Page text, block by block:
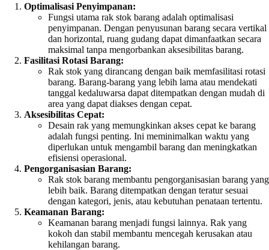
Optimalisasi Penyimpanan:
Fungsi utama rak stok barang adalah optimalisasi
penyimpanan. Dengan penyusunan barang secara vertikal
dan horizontal, ruang gudang dapat dimanfaatkan secara
maksimal tanpa mengorbankan aksesibilitas barang.
Fasilitasi Rotasi Barang:
Rak stok yang dirancang dengan baik memfasilitasi rotasi
barang. Barang-barang yang lebih lama atau mendekati
tanggal kedaluwarsa dapat ditempatkan dengan mudah di
area yang dapat diakses dengan cepat.
Aksesibilitas Cepat:
Desain rak yang memungkinkan akses cepat ke barang
adalah fungsi penting. Ini meminimalkan waktu yang
diperlukan untuk mengambil barang dan meningkatkan
efisiensi operasional.
Pengorganisasian Barang:
Rak stok barang membantu pengorganisasian barang yang
lebih baik. Barang ditempatkan dengan teratur sesuai
dengan kategori, jenis, atau kebutuhan penataan tertentu.
Keamanan Barang:
Keamanan barang menjadi fungsi lainnya. Rak yang
kokoh dan stabil membantu mencegah kerusakan atau
kehilangan barang.